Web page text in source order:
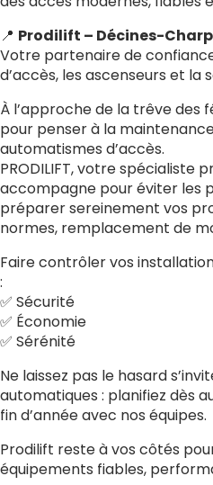
📍 Prodilift – Décines-
Votre partenaire de
d’accès, les ascenseurs et la
À l’approche de la trêve des
pour penser à la
automatismes d’accès.
PRODILIFT, votre spécialiste
accompagne pour éviter les
préparer sereinement vos
normes, remplacement de
Faire contrôler vos
:
✅ Sécurité
✅ Économie
✅ Sérénité
Ne laissez pas le hasard
automatiques : planifiez dès
fin d’année avec nos équipes.
Prodilift reste à vos côtés
équipements fiables,